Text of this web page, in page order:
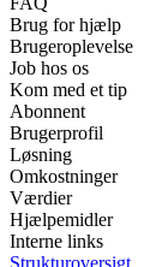
Brug for hjælp
Brugeroplevelse
Job hos os
Kom med et tip
Abonnent
Brugerprofil
Løsning
Omkostninger
Værdier
Hjælpemidler
Interne links
Strukturoversigt